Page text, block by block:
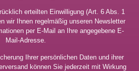
erteilten Einwilligung (Art. 6 Abs. 1
wir Ihnen regelmäßig unseren Newsletter
per E-Mail an Ihre angegebene E-
Mail-Adresse.
Ihrer persönlichen Daten und ihrer
können Sie jederzeit mit Wirkung